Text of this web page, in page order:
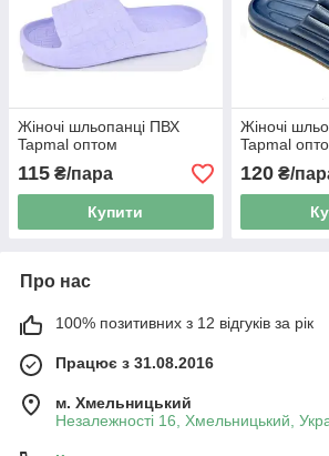
Жіночі шльопанці ПВХ
Tapmal оптом
115 ₴/пара
Купити
Жіночі
Tapmal
120₴/
Про нас
100% позитивних з 12 відгуків за рік
Працює з 31.08.2016
м. Хмельницький
Незалежності 16, Хмельницький,